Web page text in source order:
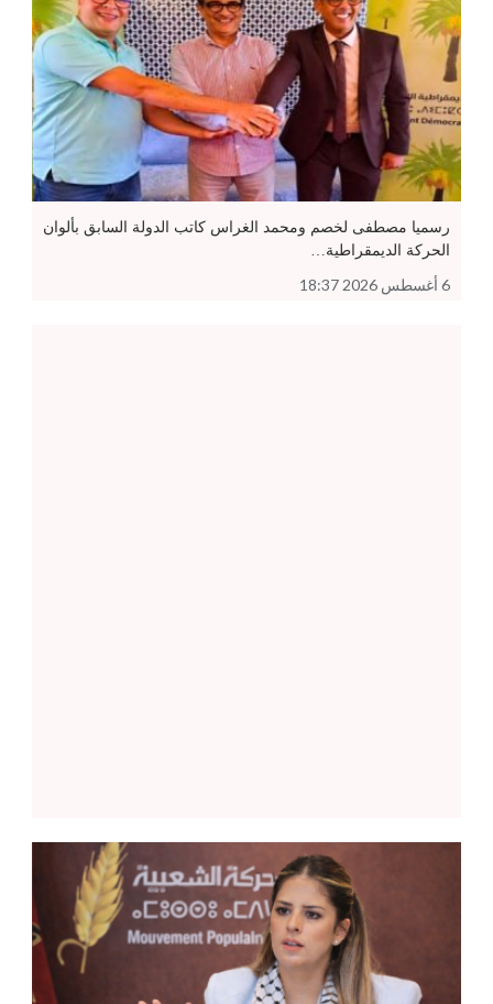
رسميا مصطفى لخصم ومحمد الغراس كاتب الدولة السابق بألوان
الحركة الديمقراطية…
6 أغسطس 2026 18:37